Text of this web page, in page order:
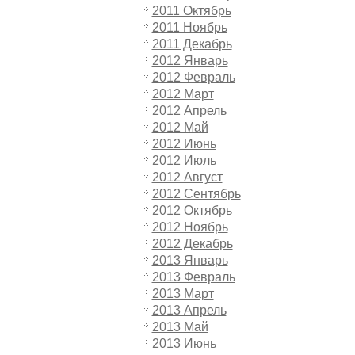
2011 Октябрь
2011 Ноябрь
2011 Декабрь
2012 Январь
2012 Февраль
2012 Март
2012 Апрель
2012 Май
2012 Июнь
2012 Июль
2012 Август
2012 Сентябрь
2012 Октябрь
2012 Ноябрь
2012 Декабрь
2013 Январь
2013 Февраль
2013 Март
2013 Апрель
2013 Май
2013 Июнь